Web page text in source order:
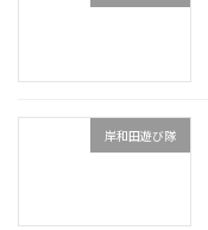
岸和田遊び隊